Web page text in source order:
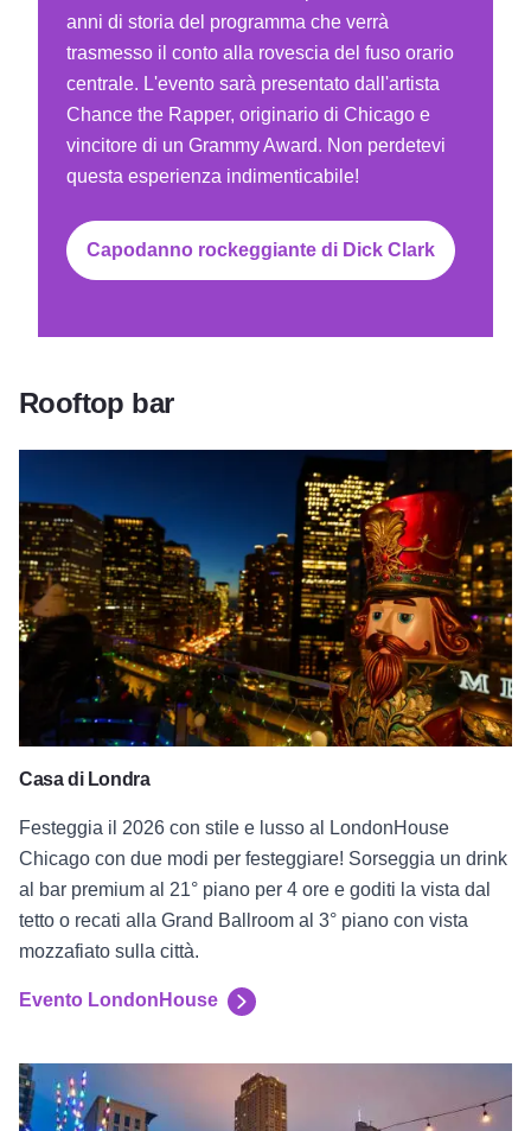
anni di storia del programma che verrà
trasmesso il conto alla rovescia del fuso orario
centrale. L'evento sarà presentato dall'artista
Chance the Rapper, originario di Chicago e
vincitore di un Grammy Award. Non perdetevi
questa esperienza indimenticabile!
Capodanno rockeggiante di Dick Clark
Rooftop bar
Casa di Londra
Festeggia il 2026 con stile e lusso al LondonHouse
Chicago con due modi per festeggiare! Sorseggia un drink
al bar premium al 21° piano per 4 ore e goditi la vista dal
tetto o recati alla Grand Ballroom al 3° piano con vista
mozzafiato sulla città.
Evento LondonHouse
Evento dell'hotel Godfrey